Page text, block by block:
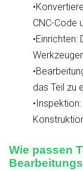
CNC-Code
das Teil zu
Wie passen